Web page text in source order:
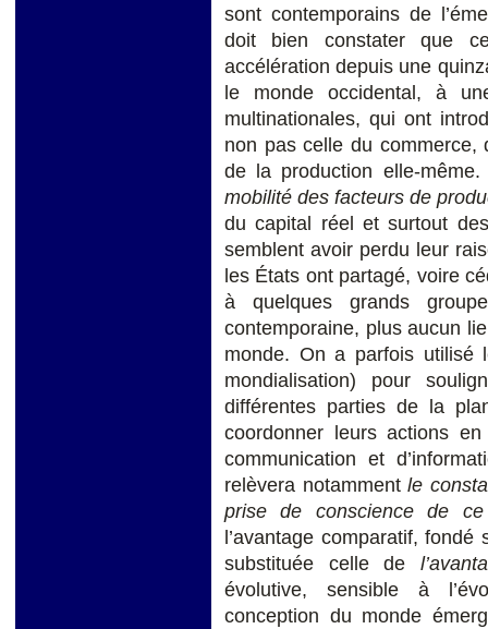
sont contemporains de
doit bien constater que
accélération depuis une
le monde occidental, à
multinationales, qui ont
non pas celle du
de la production elle-
mobilité des facteurs de
du capital réel et surtout
semblent avoir perdu leur
les États ont partagé, voire
à quelques grands
contemporaine, plus aucun
monde. On a parfois
mondialisation) pour
différentes parties de la
coordonner leurs actions
communication et
relèvera notammentle
prise de conscience de ce
l’avantage comparatif,
substituée celle de
évolutive, sensible à
conception du monde